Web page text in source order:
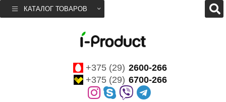
КАТАЛОГ ТОВАРОВ
+375 (29) 2600-266
+375 (29) 6700-266